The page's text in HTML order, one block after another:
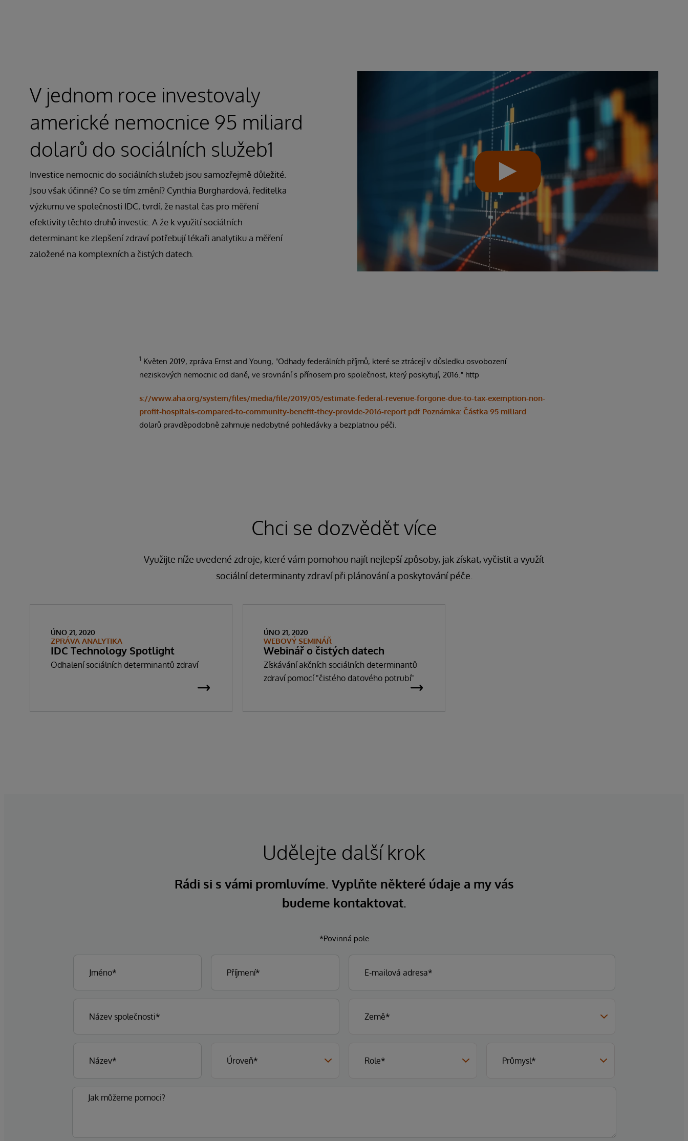
V jednom roce investovaly
americké nemocnice 95 miliard
dolarů do sociálních služeb1
Investice nemocnic do sociálních služeb jsou samozřejmě důležité.
Jsou však účinné? Co se tím změní? Cynthia Burghardová, ředitelka
výzkumu ve společnosti IDC, tvrdí, že nastal čas pro měření
efektivity těchto druhů investic. A že k využití sociálních
determinant ke zlepšení zdraví potřebují lékaři analytiku a měření
založené na komplexních a čistých datech.
1 Květen 2019, zpráva Ernst and Young, "Odhady federálních příjmů, které se ztrácejí v důsledku osvobození
neziskových nemocnic od daně, ve srovnání s přínosem pro společnost, který poskytují, 2016." http
s://www.aha.org/system/files/media/file/2019/05/estimate-federal-revenue-forgone-due-to-tax-exemption-non-
profit-hospitals-compared-to-community-benefit-they-provide-2016-report.pdf Poznámka: Částka 95 miliard
dolarů pravděpodobně zahrnuje nedobytné pohledávky a bezplatnou péči.
Chci se dozvědět více
Využijte níže uvedené zdroje, které vám pomohou najít nejlepší způsoby, jak získat, vyčistit a využít
sociální determinanty zdraví při plánování a poskytování péče.
ÚNO 21, 2020
ZPRÁVA ANALYTIKA
IDC Technology Spotlight
Odhalení sociálních determinantů zdraví
ÚNO 21, 2020
WEBOVÝ SEMINÁŘ
Webinář o čistých datech
Získávání akčních sociálních determinantů
zdraví pomocí "čistého datového potrubí"
Udělejte další krok
Rádi si s vámi promluvíme. Vyplňte některé údaje a my vás
budeme kontaktovat.
*Povinná pole